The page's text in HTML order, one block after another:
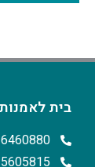
בית